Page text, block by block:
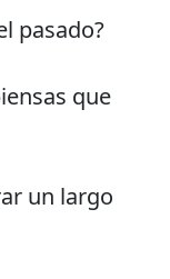
pasado?
que
un largo